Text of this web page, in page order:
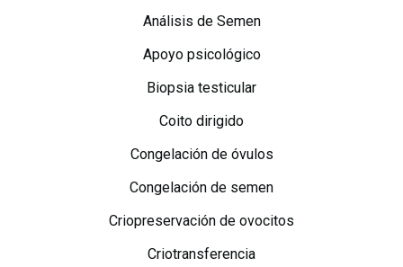
Análisis de Semen
Apoyo psicológico
Biopsia testicular
Coito dirigido
Congelación de óvulos
Congelación de semen
Criopreservación de ovocitos
Criotransferencia